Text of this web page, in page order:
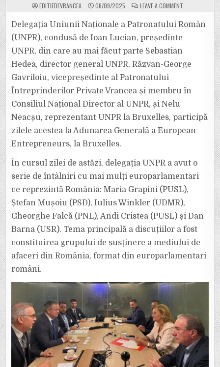
EDITIEDEVRANCEA 06/09/2025 LEAVE A COMMENT
PATRONATUL
PRIVATE
VRANCEA,
REPREZENTAT
ÎNTÂLNIRILOR
CU
Delegația Uniunii Naționale a Patronatului Român
(UNPR), condusă de Ioan Lucian, președinte
UNPR, din care au mai făcut parte Sebastian
Hedea, director general UNPR, Răzvan-George
Gavriloiu, vicepreședinte al Patronatului
Întreprinderilor Private Vrancea și membru în
Consiliul Național Director al UNPR, și Nelu
Neacșu, reprezentant UNPR la Bruxelles, participă
zilele acestea la Adunarea Generală a European
Entrepreneurs, la Bruxelles.
În cursul zilei de astăzi, delegația UNPR a avut o
serie de întâlniri cu mai mulți europarlamentari
ce reprezintă România: Maria Grapini (PUSL),
Ștefan Mușoiu (PSD), Iulius Winkler (UDMR),
Gheorghe Falcă (PNL), Andi Cristea (PUSL) și Dan
Barna (USR). Tema principală a discuțiilor a fost
constituirea grupului de susținere a mediului de
afaceri din România, format din europarlamentari
români.